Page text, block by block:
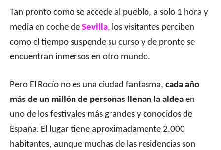
Tan pronto como se accede al pueblo, a solo 1 hora y
media en coche de Sevilla, los visitantes perciben
como el tiempo suspende su curso y de pronto se
encuentran inmersos en otro mundo.
Pero El Rocío no es una ciudad fantasma, cada año
más de un millón de personas llenan la aldea en
uno de los festivales más grandes y conocidos de
España. El lugar tiene aproximadamente 2.000
habitantes, aunque muchas de las residencias son